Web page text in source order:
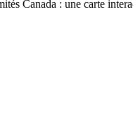
Canada : une carte